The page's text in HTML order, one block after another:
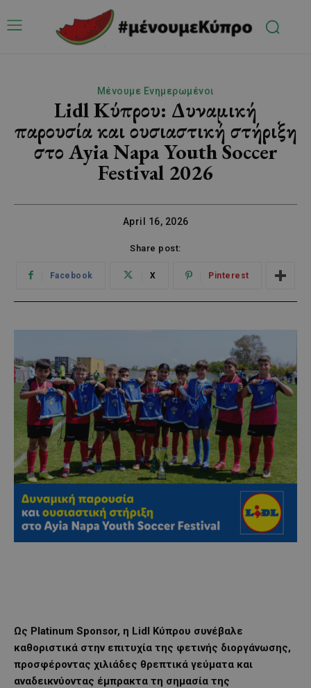
Μένουμε Ενημερωμένοι
Lidl Κύπρου: Δυναμική
παρουσία και ουσιαστική στήριξη
στο Ayia Napa Youth Soccer
Festival 2026
April 16, 2026
Share post:
Facebook X Pinterest
Ως Platinum Sponsor, η Lidl Κύπρου συνέβαλε
καθοριστικά στην επιτυχία της φετινής διοργάνωσης,
προσφέροντας χιλιάδες θρεπτικά γεύματα και
αναδεικνύοντας έμπρακτα τη σημασία της